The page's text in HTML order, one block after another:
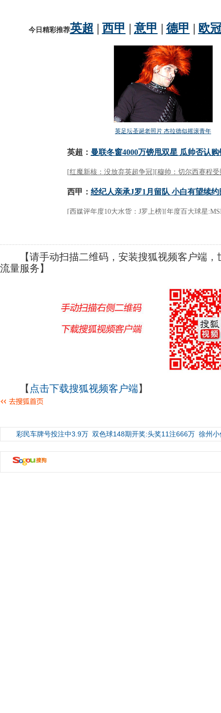
【请手动扫描二维码，安装搜狐视频客户端，
流量服务】
【 点击下载搜狐视频客户端】
彩民车牌号投注中3.9万 双色球148期开奖:头奖11注666万 徐州